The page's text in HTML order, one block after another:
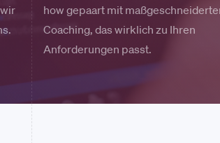
how gepaart mit
Coaching, das wirklich zu Ihren
Anforderungen passt.